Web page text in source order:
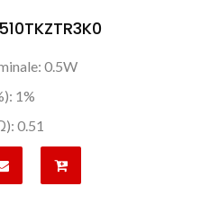
0.5W
1%
0.51